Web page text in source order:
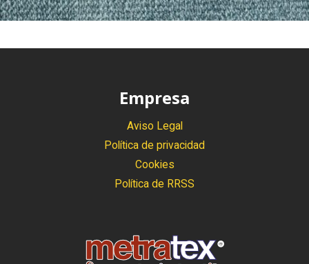
Empresa
Aviso Legal
Política de privacidad
Cookies
Política de RRSS